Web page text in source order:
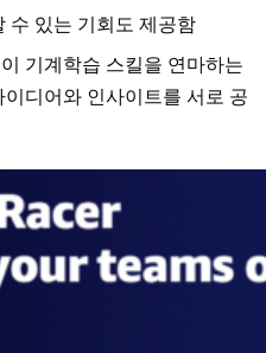
수 있는 기회도 제공함
기계학습 스킬을 연마하는
디어와 인사이트를 서로 공